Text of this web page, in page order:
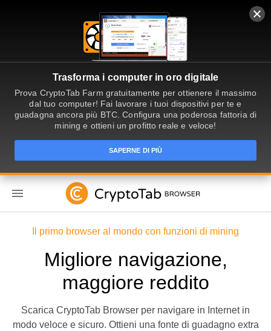
Trasforma i computer in oro digitale
Prova CryptoTab Farm gratuitamente per ottienere il massimo
dal tuo computer! Fai lavorare i tuoi dispositivi per te e
guadagna ancora più BTC. Configura una poderosa fattoria di
mining e ottieni un profitto reale e veloce!
SAPERNE DI PIÙ
Il primo browser al mondo con funzioni di mining
Migliore navigazione,
maggiore reddito
Scarica CryptoTab Browser per navigare in Internet in
modo veloce e sicuro. Ottieni una fonte di guadagno extra